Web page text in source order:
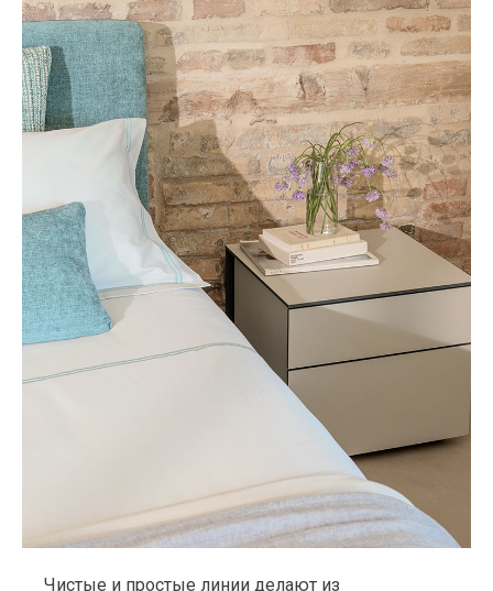
Чистые и простые линии делают из